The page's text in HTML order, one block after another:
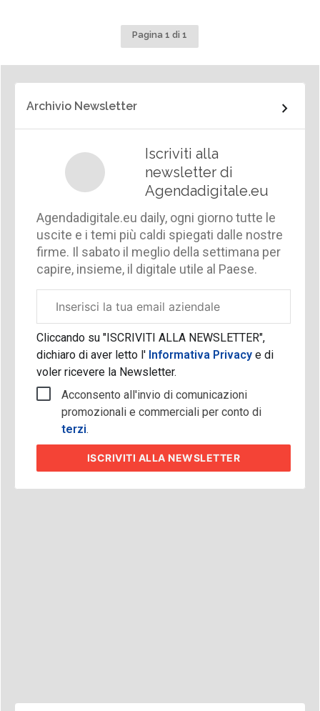
Pagina 1 di 1
Archivio Newsletter
Iscriviti alla
newsletter di
Agendadigitale.eu
Agendadigitale.eu daily, ogni giorno tutte le
uscite e i temi più caldi spiegati dalle nostre
firme. Il sabato il meglio della settimana per
capire, insieme, il digitale utile al Paese.
aziendale
Cliccando su "ISCRIVITI ALLA NEWSLETTER",
dichiaro di aver letto l'Informativa Privacy e di
voler ricevere la Newsletter.
Acconsento all'invio di comunicazioni
promozionali e commerciali per conto di
terzi.
ISCRIVITI ALLA NEWSLETTER